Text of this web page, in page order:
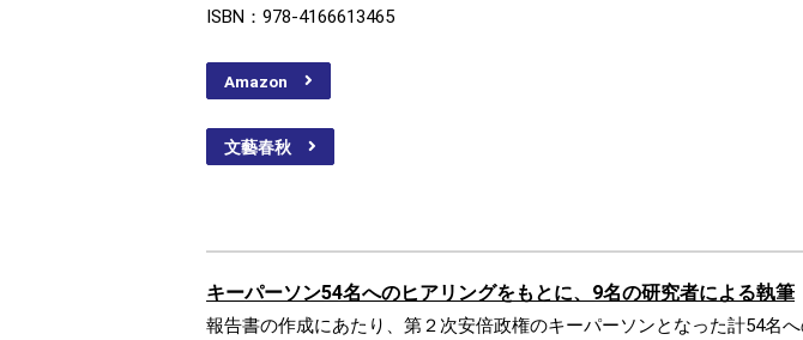
ISBN：978-4166613465
Amazon
文藝春秋
キーパーソン54名へのヒアリングをもとに、9名の研究者による執筆
報告書の作成にあたり、第２次安倍政権のキーパーソンとなった計54名